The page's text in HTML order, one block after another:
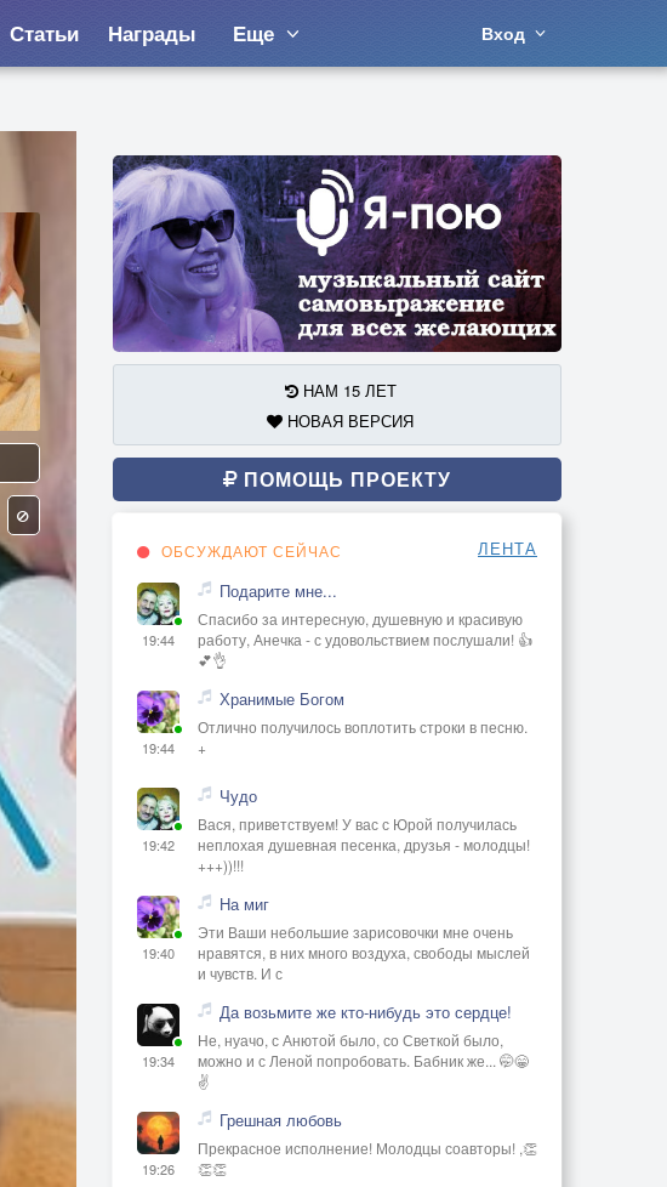
Статьи Награды Еще Вход
НАМ 15 ЛЕТ
НОВАЯ ВЕРСИЯ
ПОМОЩЬ ПРОЕКТУ
ОБСУЖДАЮТ СЕЙЧАС ЛЕНТА
19:44
Подарите мне...
Спасибо за интересную, душевную и красивую
работу, Анечка - с удовольствием послушали! 👍
💕👌
19:44
Хранимые Богом
Отлично получилось воплотить строки в песню.
+
19:42
Чудо
Вася, приветствуем! У вас с Юрой получилась
неплохая душевная песенка, друзья - молодцы!
+++))!!!
19:40
На миг
Эти Ваши небольшие зарисовочки мне очень
нравятся, в них много воздуха, свободы мыслей
и чувств. И с
19:34
Да возьмите же кто-нибудь это сердце!
Не, нуачо, с Анютой было, со Светкой было,
можно и с Леной попробовать. Бабник же... 🤭😁
✌️
19:26
Грешная любовь
Прекрасное исполнение! Молодцы соавторы! ,👏
👏👏